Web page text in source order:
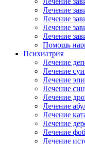
Лечение
Лечение
Лечение
Лечение
Помощь
Психиатрия
Лечение
Лечение
Лечение
Лечение
Лечение
Лечение
Лечение
Лечение
Лечение
Лечение